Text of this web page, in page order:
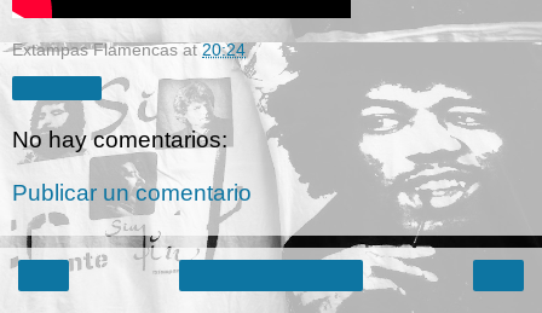
Extampas Flamencas at20:24
No hay comentarios:
Publicar un comentario